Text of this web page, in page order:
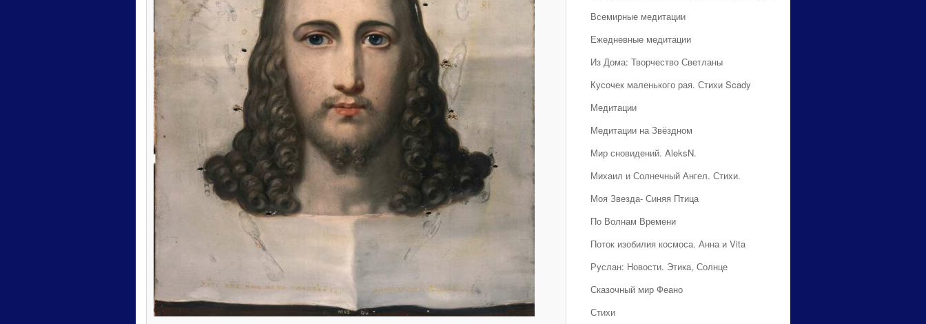
Всемирные медитации
Ежедневные медитации
Из Дома: Творчество Светланы
Кусочек маленького рая. Стихи Scady
Медитации
Медитации на Звёздном
Мир сновидений. AleksN.
Михаил и Солнечный Ангел. Стихи.
Моя Звезда- Синяя Птица
По Волнам Времени
Поток изобилия космоса. Анна и Vita
Руслан: Новости. Этика, Солнце
Сказочный мир Феано
Стихи